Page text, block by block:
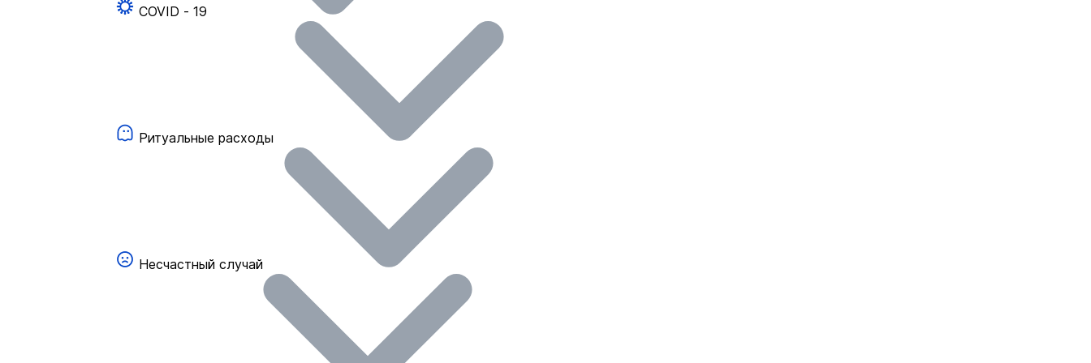
COVID - 19
Ритуальные расходы
Несчастный случай